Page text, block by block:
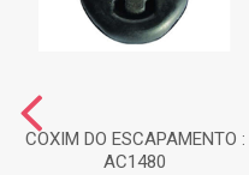
COXIM DO ESCAPAMENTO :
AC1480